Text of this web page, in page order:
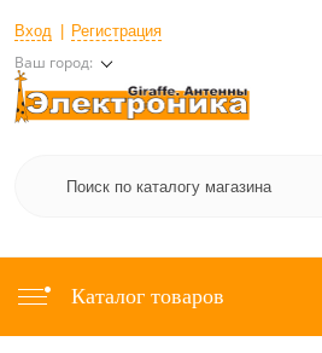
Вход Регистрация
Ваш город:
Каталог товаров